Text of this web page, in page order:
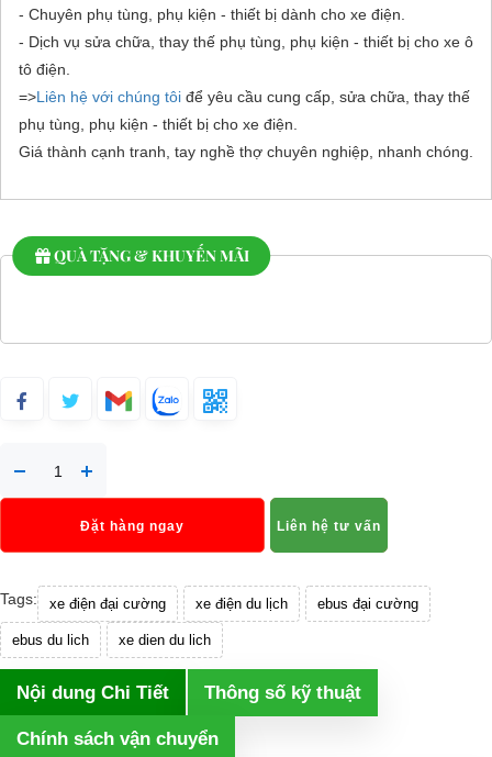
- Chuyên phụ tùng, phụ kiện - thiết bị dành cho xe điện.
- Dịch vụ sửa chữa, thay thế phụ tùng, phụ kiện - thiết bị cho xe ô
tô điện.
=>Liên hệ với chúng tôi để yêu cầu cung cấp, sửa chữa, thay thế
phụ tùng, phụ kiện - thiết bị cho xe điện.
Giá thành cạnh tranh, tay nghề thợ chuyên nghiệp, nhanh chóng.
QUÀ TẶNG & KHUYẾN MÃI
Đặt hàng ngay Liên hệ tư vấn
Tags: xe điện đại cường xe điện du lịch ebus đại cường
ebus du lich xe dien du lich
Nội dung Chi Tiết Thông số kỹ thuật
Chính sách vận chuyển